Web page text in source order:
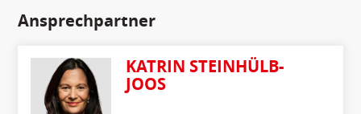
Ansprechpartner
KATRIN STEINHÜLB-
JOOS